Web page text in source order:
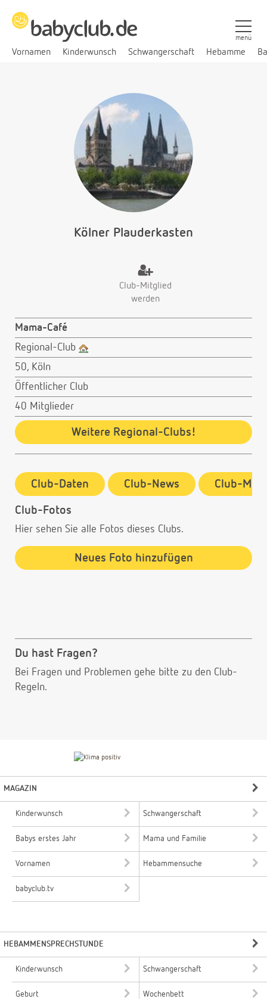
Vornamen Kinderwunsch Schwangerschaft Hebamme
menü
Kölner Plauderkasten
Club-Mitglied
werden
Mama-Café
Regional-Club
50, Köln
Öffentlicher Club
40 Mitglieder
Weitere Regional-Clubs!
Club-Daten Club-News Club-
Club-Fotos
Hier sehen Sie alle Fotos dieses Clubs.
Neues Foto hinzufügen
Du hast Fragen?
Bei Fragen und Problemen gehe bitte zu den Club-
Regeln.
MAGAZIN
Kinderwunsch Schwangerschaft
Babys erstes Jahr Mama und Familie
Vornamen Hebammensuche
babyclub.tv
HEBAMMENSPRECHSTUNDE
Kinderwunsch Schwangerschaft
Geburt Wochenbett